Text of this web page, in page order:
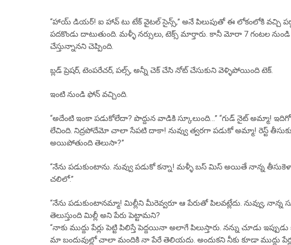
“హాయ్ డియర్! ఐ హావ్ టు టేక్ వైటల్ సైన్స్,” అనే పిలుపుతో ఈ లోకంలోకి వచ్చి
పదకొండు దాటుతుంది. మళ్ళీ నర్సులు, టెక్స్ మార్తారు. కానీ మోరా 7 గంటల నుండి
చేస్తున్నానని చెప్పింది.
బ్లడ్ ప్రెషర్, టెంపరేచర్, పల్స్, అన్నీ చెక్ చేసి నోట్ చేసుకుని వెళ్ళిపోయింది టెక్.
ఇంటి నుండి ఫోన్ వచ్చింది.
“అదేంటి ఇంకా పడుకోలేదా? పొద్దున వాడికి స్కూలుంది…” “గుడ్ నైట్ అమ్మా! ఇదిగో
లేచింది. నిద్రపోదేమో చాలా సేపటి దాకా! నువ్వు త్వరగా పడుకో అమ్మా! రెస్ట్
అయిపోతుంది తెలుసా?”
“నేను పడుకుంటాను. నువ్వు పడుకో కన్నా! మళ్ళీ బస్ మిస్ అయితే నాన్న
చలిలో.”
“నేను పడుకుంటానమ్మా! మిల్లీని మీరెవ్వరూ ఆ పేరుతో పిలవట్లేదు. నువ్వు, నాన్న
తెలుస్తుంది మిల్లీ అని పేరు పెట్టామని?
“నాకు ముద్దు పేర్లు పెట్టి పిలిస్తే పెద్దయినా అలాగే పిలుస్తారు. నన్ను చూడు
మా బందువుల్లో చాలా మందికి నా పేరే తెలియదు. అందుకని నీకు కూడా ముద్దు